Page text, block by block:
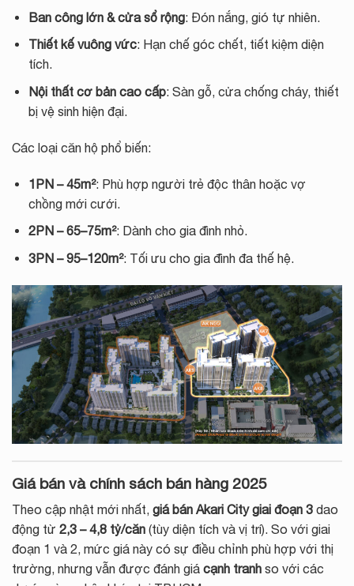
Ban công lớn & cửa sổ rộng: Đón nắng, gió tự nhiên.
Thiết kế vuông vức: Hạn chế góc chết, tiết kiệm diện
tích.
Nội thất cơ bản cao cấp: Sàn gỗ, cửa chống cháy, thiết
bị vệ sinh hiện đại.
Các loại căn hộ phổ biến:
1PN – 45m²: Phù hợp người trẻ độc thân hoặc vợ
chồng mới cưới.
2PN – 65–75m²: Dành cho gia đình nhỏ.
3PN – 95–120m²: Tối ưu cho gia đình đa thế hệ.
Giá bán và chính sách bán hàng 2025
Theo cập nhật mới nhất, giá bán Akari City giai đoạn 3 dao
động từ 2,3 – 4,8 tỷ/căn (tùy diện tích và vị trí). So với giai
đoạn 1 và 2, mức giá này có sự điều chỉnh phù hợp với thị
trường, nhưng vẫn được đánh giá cạnh tranh so với các